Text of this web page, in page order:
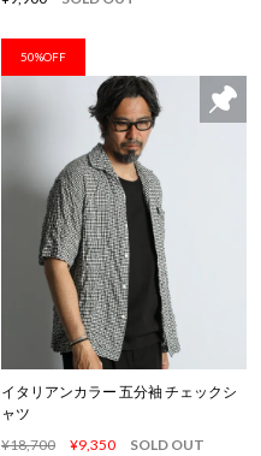
50%OFF
イタリアンカラー 五分袖 チェックシ
ャツ
¥18,700
¥9,350 SOLD OUT